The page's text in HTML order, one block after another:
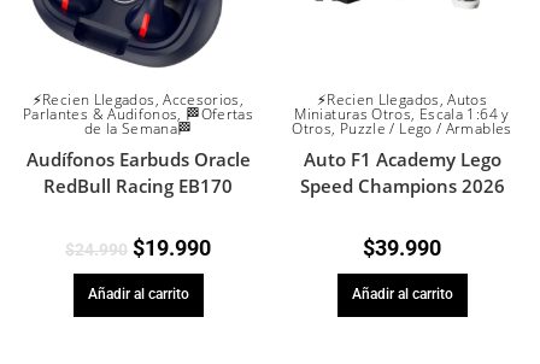
⚡Recien Llegados,Accesorios,
Parlantes & Audifonos, 🏁Ofertas
de la Semana🏁
Audífonos Earbuds Oracle
RedBull Racing EB170
$24.990 $19.990
Añadir al carrito
⚡Recien Llegados,Autos
Miniaturas Otros, Escala 1:64 y
Otros, Puzzle / Lego / Armables
Auto F1 Academy Lego
Speed Champions 2026
$39.990
Añadir al carrito